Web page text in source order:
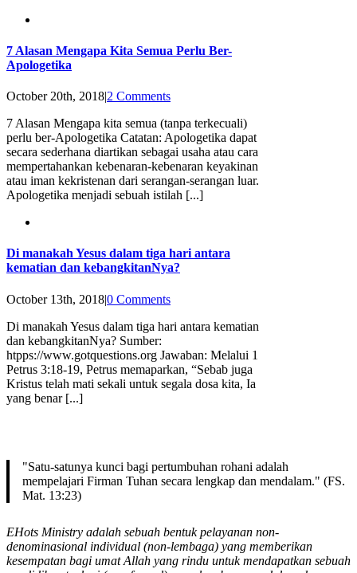
7 Alasan Mengapa Kita Semua Perlu Ber-
Apologetika
October 20th, 2018|2 Comments
7 Alasan Mengapa kita semua (tanpa terkecuali)
perlu ber-Apologetika Catatan: Apologetika dapat
secara sederhana diartikan sebagai usaha atau cara
mempertahankan kebenaran-kebenaran keyakinan
atau iman kekristenan dari serangan-serangan luar.
Apologetika menjadi sebuah istilah [...]
Di manakah Yesus dalam tiga hari antara
kematian dan kebangkitanNya?
October 13th, 2018|0 Comments
Di manakah Yesus dalam tiga hari antara kematian
dan kebangkitanNya? Sumber:
htpps://www.gotquestions.org Jawaban: Melalui 1
Petrus 3:18-19, Petrus memaparkan, “Sebab juga
Kristus telah mati sekali untuk segala dosa kita, Ia
yang benar [...]
"Satu-satunya kunci bagi pertumbuhan rohani adalah
mempelajari Firman Tuhan secara lengkap dan mendalam." (FS.
Mat. 13:23)
EHots Ministry adalah sebuah bentuk pelayanan non-
denominasional individual (non-lembaga) yang memberikan
kesempatan bagi umat Allah yang rindu untuk mendapatkan sebuah